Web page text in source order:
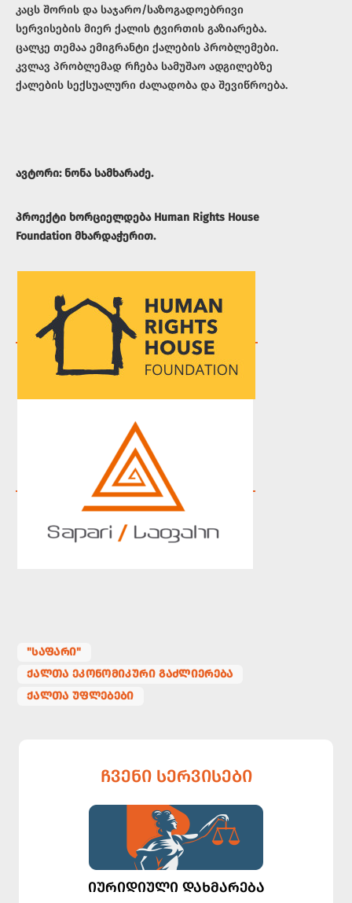
კაცს შორის და საჯარო/საზოგადოებრივი
სერვისების მიერ ქალის ტვირთის გაზიარება.
ცალკე თემაა ემიგრანტი ქალების პრობლემები.
კვლავ პრობლემად რჩება სამუშაო ადგილებზე
ქალების სექსუალური ძალადობა და შევიწროება.
ავტორი: ნონა სამხარაძე.
პროექტი ხორციელდება Human Rights House
Foundation მხარდაჭერით.
"ᲡᲐᲤᲐᲠᲘ"
ᲥᲐᲚᲗᲐ ᲔᲙᲝᲜᲝᲛᲘᲙᲣᲠᲘ ᲒᲐᲫᲚᲘᲔᲠᲔᲑᲐ
ᲥᲐᲚᲗᲐ ᲣᲤᲚᲔᲑᲔᲑᲘ
ᲩᲕᲔᲜᲘ ᲡᲔᲠᲕᲘᲡᲔᲑᲘ
ᲘᲣᲠᲘᲓᲘᲣᲚᲘ ᲓᲐᲮᲛᲐᲠᲔᲑᲐ